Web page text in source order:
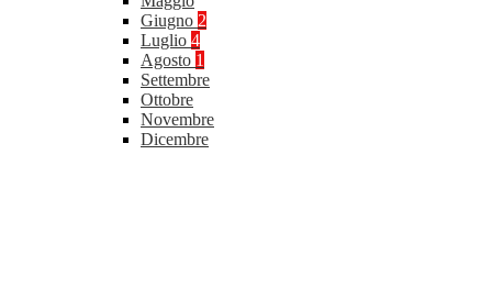
Giugno 2
Luglio 4
Agosto 1
Settembre
Ottobre
Novembre
Dicembre